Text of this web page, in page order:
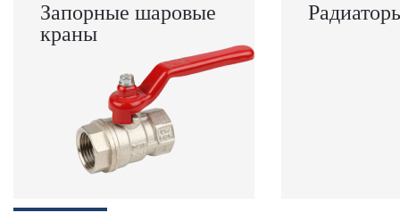
Запорные шаровые
краны